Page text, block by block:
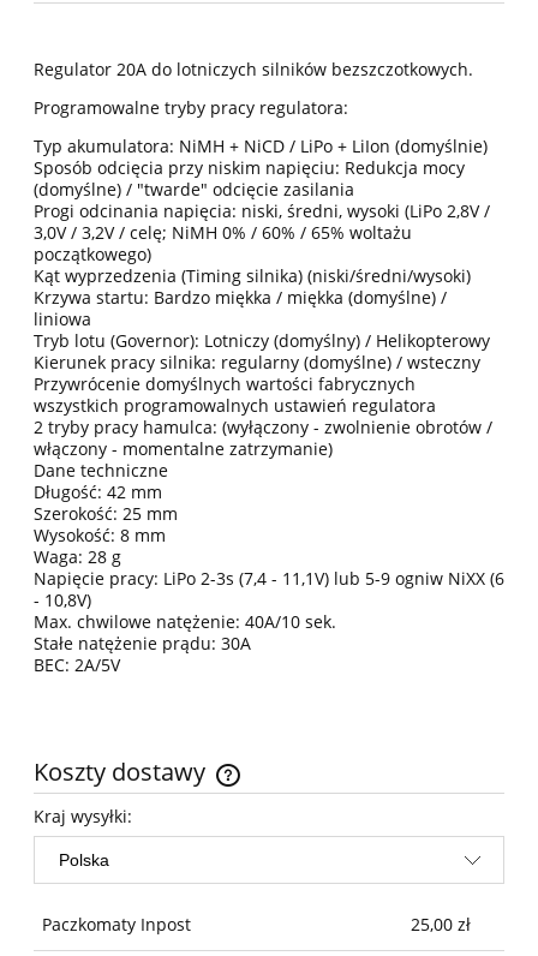
Regulator 20A do lotniczych silników bezszczotkowych.
Programowalne tryby pracy regulatora:
Typ akumulatora: NiMH + NiCD / LiPo + LiIon (domyślnie)
Sposób odcięcia przy niskim napięciu: Redukcja mocy
(domyślne) / "twarde" odcięcie zasilania
Progi odcinania napięcia: niski, średni, wysoki (LiPo 2,8V /
3,0V / 3,2V / celę; NiMH 0% / 60% / 65% woltażu
początkowego)
Kąt wyprzedzenia (Timing silnika) (niski/średni/wysoki)
Krzywa startu: Bardzo miękka / miękka (domyślne) /
liniowa
Tryb lotu (Governor): Lotniczy (domyślny) / Helikopterowy
Kierunek pracy silnika: regularny (domyślne) / wsteczny
Przywrócenie domyślnych wartości fabrycznych
wszystkich programowalnych ustawień regulatora
2 tryby pracy hamulca: (wyłączony - zwolnienie obrotów /
włączony - momentalne zatrzymanie)
Dane techniczne
Długość: 42 mm
Szerokość: 25 mm
Wysokość: 8 mm
Waga: 28 g
Napięcie pracy: LiPo 2-3s (7,4 - 11,1V) lub 5-9 ogniw NiXX (6
- 10,8V)
Max. chwilowe natężenie: 40A/10 sek.
Stałe natężenie prądu: 30A
BEC: 2A/5V
Koszty dostawy
Cena nie zawiera ewentualnych kosztów płatności
Kraj wysyłki:
Paczkomaty Inpost 25,00 zł